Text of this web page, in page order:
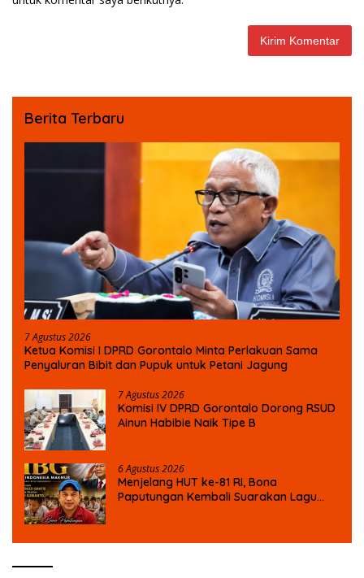
Berita Terbaru
7 Agustus 2026
Ketua Komisi I DPRD Gorontalo Minta Perlakuan Sama
Penyaluran Bibit dan Pupuk untuk Petani Jagung
7 Agustus 2026
Komisi IV DPRD Gorontalo Dorong RSUD
Ainun Habibie Naik Tipe B
6 Agustus 2026
Menjelang HUT ke-81 RI, Bona
Paputungan Kembali Suarakan Lagu